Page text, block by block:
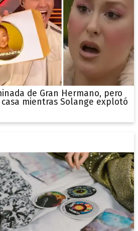
de Gran Hermano, pero
mientras Solange explotó